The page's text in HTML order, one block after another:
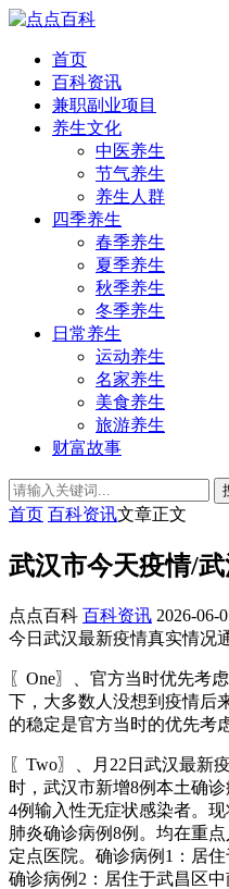
首页
百科资讯
兼职副业项目
养生文化
中医养生
节气养生
养生人群
四季养生
春季养生
夏季养生
秋季养生
冬季养生
日常养生
运动养生
名家养生
美食养生
旅游养生
财富故事
首页 百科资讯文章正文
武汉市今天疫情/
点点百科 百科资讯 2026-06-
今日武汉最新疫情真实情况
〖One〗、官方当时优先考
下，大多数人没想到疫情后
的稳定是官方当时的优先考
〖Two〗、月22日武汉最新
时，武汉市新增8例本土确
4例输入性无症状感染者。
肺炎确诊病例8例。均在重
定点医院。确诊病例1：居住
确诊病例2：居住于武昌区中